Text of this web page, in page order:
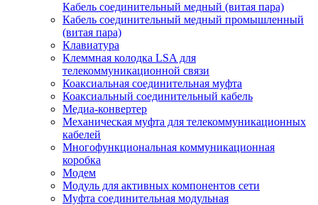
Кабель соединительный медный (витая пара)
Кабель соединительный медный промышленный
(витая пара)
Клавиатура
Клеммная колодка LSA для
телекоммуникационной связи
Коаксиальная соединительная муфта
Коаксиальный соединительный кабель
Медиа-конвертер
Механическая муфта для телекоммуникационных
кабелей
Многофункциональная коммуникационная
коробка
Модем
Модуль для активных компонентов сети
Муфта соединительная модульная